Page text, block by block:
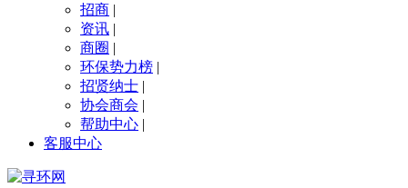
招商 |
资讯 |
商圈 |
环保势力榜 |
招贤纳士 |
协会商会 |
帮助中心 |
客服中心